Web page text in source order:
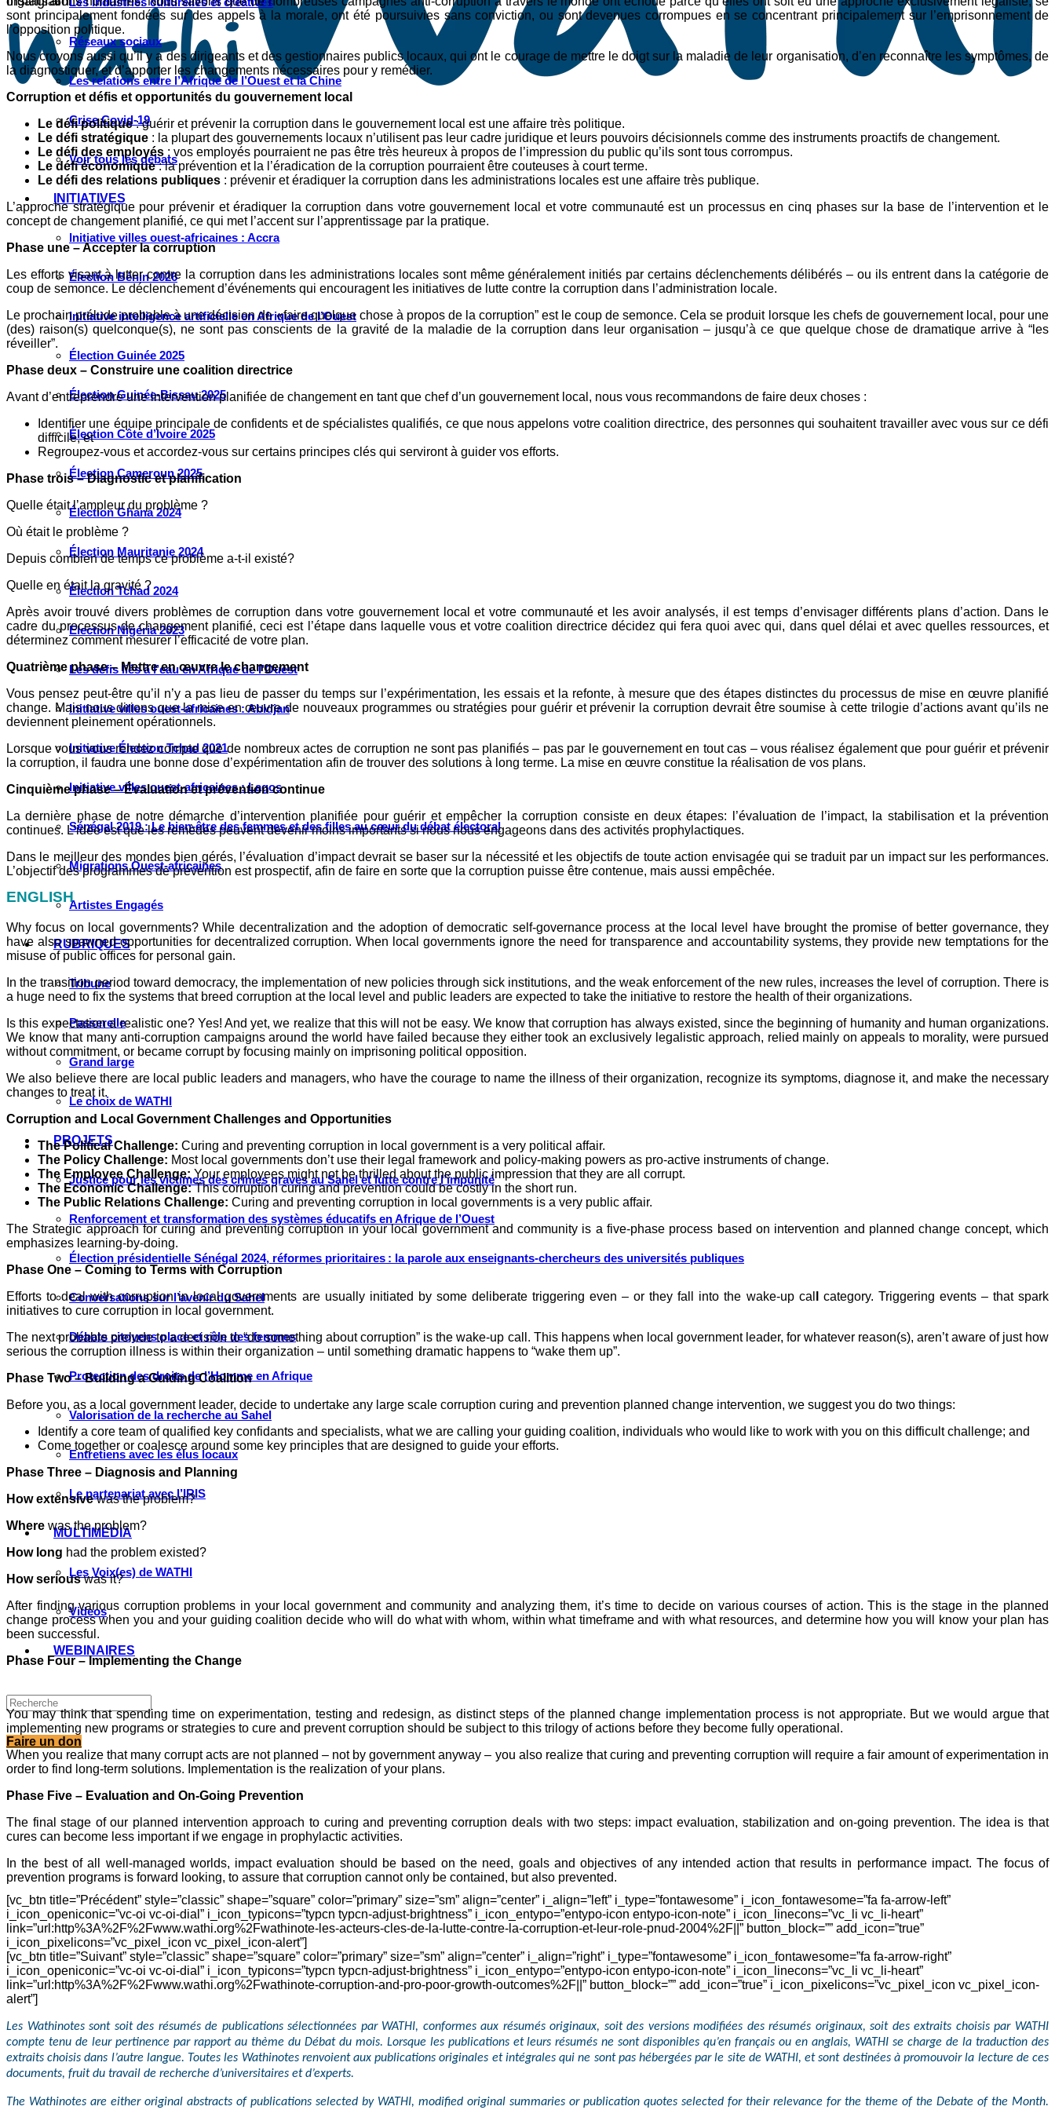
Réseaux sociaux
Les relations entre l’Afrique de l’Ouest et la Chine
Crise Covid-19
Voir tous les débats
INITIATIVES
Initiative villes ouest-africaines : Accra
Élection Bénin 2026
Initiative intelligence artificielle en Afrique de l’Ouest
Élection Guinée 2025
Élection Guinée-Bissau 2025
Élection Côte d’Ivoire 2025
Élection Cameroun 2025
Élection Ghana 2024
Élection Mauritanie 2024
Élection Tchad 2024
Election Nigéria 2023
Les défis liés à l’eau en Afrique de l’Ouest
Initiative villes ouest-africaines : Abidjan
Initiative Élection Tchad 2021
Initiative villes ouest-africaines : Lagos
Sénégal 2019 : Le bien-être des femmes et des filles au cœur du débat électoral
Migrations Ouest-africaines
Artistes Engagés
RUBRIQUES
Tribune
Passerelle
Grand large
Le choix de WATHI
PROJETS
Justice pour les victimes des crimes graves au Sahel et lutte contre l’impunité
Renforcement et transformation des systèmes éducatifs en Afrique de l’Ouest
Élection présidentielle Sénégal 2024, réformes prioritaires : la parole aux enseignants-chercheurs des universités publiques
Conversations sur l’avenir du Sahel
Débats citoyens place et rôle des femmes
Protection des droits de l’Homme en Afrique
Valorisation de la recherche au Sahel
Entretiens avec les élus locaux
Le partenariat avec l’IRIS
MULTIMÉDIA
Les Voix(es) de WATHI
Videos
WEBINAIRES
Faire un don
sont principalement fondées sur des appels à la morale, ont été poursuivies sans conviction, ou sont devenues corrompues en se concentrant principalement sur l’emprisonnement de
l’opposition politique.
Nous croyons aussi qu’il y a des dirigeants et des gestionnaires publics locaux, qui ont le courage de mettre le doigt sur la maladie de leur organisation, d’en reconnaître les symptômes, de
la diagnostiquer, et d’apporter les changements nécessaires pour y remédier.
Corruption et défis et opportunités du gouvernement local
Le défi politique: guérir et prévenir la corruption dans le gouvernement local est une affaire très politique.
Le défi stratégique : la plupart des gouvernements locaux n’utilisent pas leur cadre juridique et leurs pouvoirs décisionnels comme des instruments proactifs de changement.
Le défi des employés : vos employés pourraient ne pas être très heureux à propos de l’impression du public qu’ils sont tous corrompus.
Le défi économique: la prévention et la l’éradication de la corruption pourraient être couteuses à court terme.
Le défi des relations publiques : prévenir et éradiquer la corruption dans les administrations locales est une affaire très publique.
L’approche stratégique pour prévenir et éradiquer la corruption dans votre gouvernement local et votre communauté est un processus en cinq phases sur la base de l’intervention et le
concept de changement planifié, ce qui met l’accent sur l’apprentissage par la pratique.
Phase une – Accepter la corruption
Les efforts visant à lutter contre la corruption dans les administrations locales sont même généralement initiés par certains déclenchements délibérés – ou ils entrent dans la catégorie de
coup de semonce. Le déclenchement d’événements qui encouragent les initiatives de lutte contre la corruption dans l’administration locale.
Le prochain prélude probable à une décision de «faire quelque chose à propos de la corruption” est le coup de semonce. Cela se produit lorsque les chefs de gouvernement local, pour une
(des) raison(s) quelconque(s), ne sont pas conscients de la gravité de la maladie de la corruption dans leur organisation – jusqu’à ce que quelque chose de dramatique arrive à “les
réveiller”.
Phase deux – Construire une coalition directrice
Avant d’entreprendre une intervention planifiée de changement en tant que chef d’un gouvernement local, nous vous recommandons de faire deux choses :
Identifier une équipe principale de confidents et de spécialistes qualifiés, ce que nous appelons votre coalition directrice, des personnes qui souhaitent travailler avec vous sur ce défi
difficile; et
Regroupez-vous et accordez-vous sur certains principes clés qui serviront à guider vos efforts.
Phase trois – Diagnostic et planification
Quelle était l’ampleur du problème ?
Où était le problème ?
Depuis combien de temps ce problème a-t-il existé?
Quelle en était la gravité ?
Après avoir trouvé divers problèmes de corruption dans votre gouvernement local et votre communauté et les avoir analysés, il est temps d’envisager différents plans d’action. Dans le
cadre du processus de changement planifié, ceci est l’étape dans laquelle vous et votre coalition directrice décidez qui fera quoi avec qui, dans quel délai et avec quelles ressources, et
déterminez comment mesurer l’efficacité de votre plan.
Quatrième phase – Mettre en œuvre le changement
Vous pensez peut-être qu’il n’y a pas lieu de passer du temps sur l’expérimentation, les essais et la refonte, à mesure que des étapes distinctes du processus de mise en œuvre planifié
change. Mais nous dirions que la mise en œuvre de nouveaux programmes ou stratégies pour guérir et prévenir la corruption devrait être soumise à cette trilogie d’actions avant qu’ils ne
deviennent pleinement opérationnels.
Lorsque vous vous rendez compte que de nombreux actes de corruption ne sont pas planifiés – pas par le gouvernement en tout cas – vous réalisez également que pour guérir et prévenir
la corruption, il faudra une bonne dose d’expérimentation afin de trouver des solutions à long terme. La mise en œuvre constitue la réalisation de vos plans.
Cinquième phase – Évaluation et prévention continue
La dernière phase de notre démarche d’intervention planifiée pour guérir et empêcher la corruption consiste en deux étapes: l’évaluation de l’impact, la stabilisation et la prévention
continues. L’idée est que les remèdes peuvent devenir moins importants si nous nous engageons dans des activités prophylactiques.
Dans le meilleur des mondes bien gérés, l’évaluation d’impact devrait se baser sur la nécessité et les objectifs de toute action envisagée qui se traduit par un impact sur les performances.
L’objectif des programmes de prévention est prospectif, afin de faire en sorte que la corruption puisse être contenue, mais aussi empêchée.
ENGLISH
Why focus on local governments? While decentralization and the adoption of democratic self-governance process at the local level have brought the promise of better governance, they
have also spawned opportunities for decentralized corruption. When local governments ignore the need for transparence and accountability systems, they provide new temptations for the
misuse of public offices for personal gain.
In the transition period toward democracy, the implementation of new policies through sick institutions, and the weak enforcement of the new rules, increases the level of corruption. There is
a huge need to fix the systems that breed corruption at the local level and public leaders are expected to take the initiative to restore the health of their organizations.
Is this expectation a realistic one? Yes! And yet, we realize that this will not be easy. We know that corruption has always existed, since the beginning of humanity and human organizations.
We know that many anti-corruption campaigns around the world have failed because they either took an exclusively legalistic approach, relied mainly on appeals to morality, were pursued
without commitment, or became corrupt by focusing mainly on imprisoning political opposition.
We also believe there are local public leaders and managers, who have the courage to name the illness of their organization, recognize its symptoms, diagnose it, and make the necessary
changes to treat it.
Corruption and Local Government Challenges and Opportunities
The Political Challenge: Curing and preventing corruption in local government is a very political affair.
The Policy Challenge: Most local governments don’t use their legal framework and policy-making powers as pro-active instruments of change.
The Employee Challenge: Your employees might not be thrilled about the public impression that they are all corrupt.
The Economic Challenge:This corruption curing and prevention could be costly in the short run.
The Public Relations Challenge: Curing and preventing corruption in local governments is a very public affair.
The Strategic approach for curing and preventing corruption in your local government and community is a five-phase process based on intervention and planned change concept, which
emphasizes learning-by-doing.
Phase One – Coming to Terms with Corruption
Efforts to deal with corruption in local governments are usually initiated by some deliberate triggering even – or they fall into the wake-up cal
category. Triggering events – that spark
initiatives to cure corruption in local government.
The next probable prelude to a decision to “do something about corruption” is the wake-up call. This happens when local government leader, for whatever reason(s), aren’t aware of just how
serious the corruption illness is within their organization – until something dramatic happens to “wake them up”.
Phase Two – Building a Guiding Coalition
Before you, as a local government leader, decide to undertake any large scale corruption curing and prevention planned change intervention, we suggest you do two things:
Identify a core team of qualified key confidants and specialists, what we are calling your guiding coalition, individuals who would like to work with you on this difficult challenge; and
Come together or coalesce around some key principles that are designed to guide your efforts.
Phase Three – Diagnosis and Planning
How extensivewas the problem?
Where was the problem?
How long had the problem existed?
How seriouswas it?
After finding various corruption problems in your local government and community and analyzing them, it’s time to decide on various courses of action. This is the stage in the planned
change process when you and your guiding coalition decide who will do what with whom, within what timeframe and with what resources, and determine how you will know your plan has
been successful.
Phase Four – Implementing the Change
You may think that spending time on experimentation, testing and redesign, as distinct steps of the planned change implementation process is not appropriate. But we would argue that
implementing new programs or strategies to cure and prevent corruption should be subject to this trilogy of actions before they become fully operational.
When you realize that many corrupt acts are not planned – not by government anyway – you also realize that curing and preventing corruption will require a fair amount of experimentation in
order to find long-term solutions. Implementation is the realization of your plans.
Phase Five – Evaluation and On-Going Prevention
The final stage of our planned intervention approach to curing and preventing corruption deals with two steps: impact evaluation, stabilization and on-going prevention. The idea is that
cures can become less important if we engage in prophylactic activities.
In the best of all well-managed worlds, impact evaluation should be based on the need, goals and objectives of any intended action that results in performance impact. The focus of
prevention programs is forward looking, to assure that corruption cannot only be contained, but also prevented.
[vc_btn title=”Précédent” style=”classic” shape=”square” color=”primary” size=”sm” align=”center” i_align=”left” i_type=”fontawesome” i_icon_fontawesome=”fa fa-arrow-left”
i_icon_openiconic=”vc-oi vc-oi-dial” i_icon_typicons=”typcn typcn-adjust-brightness” i_icon_entypo=”entypo-icon entypo-icon-note” i_icon_linecons=”vc_li vc_li-heart”
link=”url:http%3A%2F%2Fwww.wathi.org%2Fwathinote-les-acteurs-cles-de-la-lutte-contre-la-corruption-et-leur-role-pnud-2004%2F||” button_block=”” add_icon=”true”
i_icon_pixelicons=”vc_pixel_icon vc_pixel_icon-alert”]
[vc_btn title=”Suivant” style=”classic” shape=”square” color=”primary” size=”sm” align=”center” i_align=”right” i_type=”fontawesome” i_icon_fontawesome=”fa fa-arrow-right”
i_icon_openiconic=”vc-oi vc-oi-dial” i_icon_typicons=”typcn typcn-adjust-brightness” i_icon_entypo=”entypo-icon entypo-icon-note” i_icon_linecons=”vc_li vc_li-heart”
link=”url:http%3A%2F%2Fwww.wathi.org%2Fwathinote-corruption-and-pro-poor-growth-outcomes%2F||” button_block=”” add_icon=”true” i_icon_pixelicons=”vc_pixel_icon vc_pixel_icon-
alert”]
Les Wathinotes sont soit des résumés de publications sélectionnées par WATHI, conformes aux résumés originaux, soit des versions modifiées des résumés originaux, soit des extraits choisis par WATHI
compte tenu de leur pertinence par rapport au thème du Débat du mois. Lorsque les publications et leurs résumés ne sont disponibles qu’en français ou en anglais, WATHI se charge de la traduction des
extraits choisis dans l’autre langue. Toutes les Wathinotes renvoient aux publications originales et intégrales qui ne sont pas hébergées par le site de WATHI, et sont destinées à promouvoir la lecture de ces
documents, fruit du travail de recherche d’universitaires et d’experts.
The Wathinotes are either original abstracts of publications selected by WATHI, modified original summaries or publication quotes selected for their relevance for the theme of the Debate of the Month.